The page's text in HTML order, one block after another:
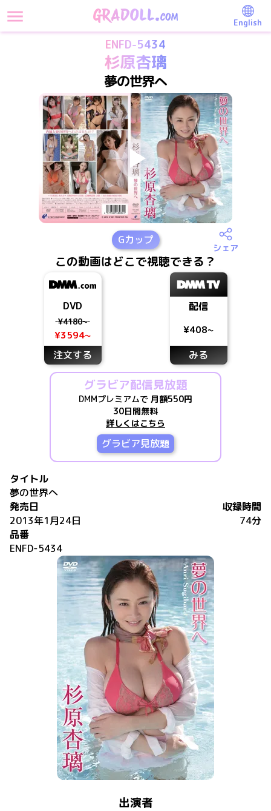
English
ENFD-5434
杉原杏璃
夢の世界へ
Gカップ
シェア
この動画はどこで視聴できる？
DVD
¥4180~
¥3594~
注文する
配信
¥408~
みる
グラビア配信見放題
DMMプレミアムで 月額550円
30日間無料
詳しくはこちら
グラビア見放題
タイトル
夢の世界へ
発売日
2013年1月24日
収録時間
74分
品番
ENFD-5434
出演者